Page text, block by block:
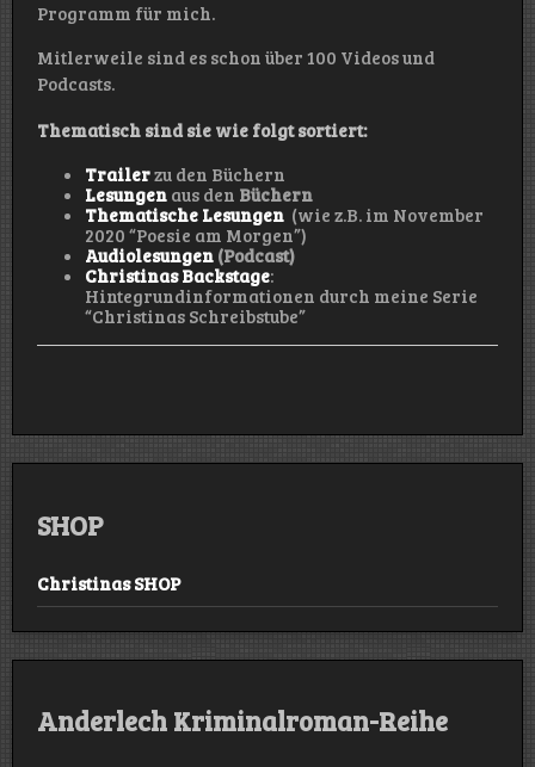
Programm für mich.
Mitlerweile sind es schon über 100 Videos und
Podcasts.
Thematisch sind sie wie folgt sortiert:
Trailerzu den Büchern
Lesungen aus den Büchern
Thematische Lesungen (wie z.B. im November
2020 “Poesie am Morgen”)
Audiolesungen (Podcast)
Christinas Backstage:
Hintegrundinformationen durch meine Serie
“Christinas Schreibstube”
SHOP
Christinas SHOP
Anderlech Kriminalroman-Reihe